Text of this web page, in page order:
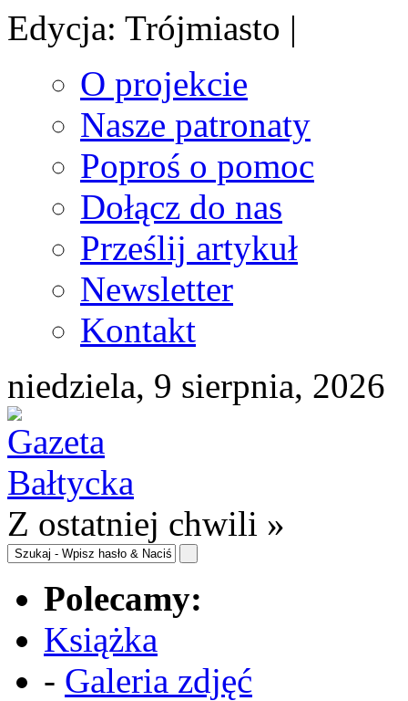
Edycja: Trójmiasto |
O projekcie
Nasze patronaty
Poproś o pomoc
Dołącz do nas
Prześlij artykuł
Newsletter
Kontakt
niedziela, 9 sierpnia, 2026
Z ostatniej chwili »
Polecamy:
Książka
- Galeria zdjęć